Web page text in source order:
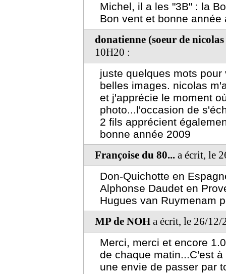
Michel, il a les "3B" : la
Bon vent et bonne
donatienne (soeur de
10H20 :
juste quelques mots
belles images. nicolas
et j'apprécie le moment
photo...l'occasion de
2 fils apprécient
bonne année 2009
Françoise du 80... a écrit, le
Don-Quichotte en
Alphonse Daudet en
Hugues van Ruymenam
MP de NOH a écrit, le 26/12/
Merci, merci et encore
de chaque matin...C'est
une envie de passer par